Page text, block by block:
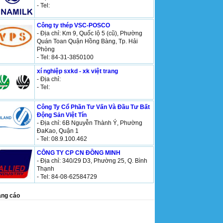
- Tel:
Công ty thép VSC-POSCO
- Địa chỉ: Km 9, Quốc lộ 5 (cũ), Phường
Quán Toan Quận Hồng Bàng, Tp. Hải
Phòng
- Tel: 84-31-3850100
xí nghiệp sxkd - xk việt trang
- Địa chỉ:
- Tel:
Công Ty Cổ Phần Tư Vấn Và Đầu Tư Bất
Động Sản Việt Tín
- Địa chỉ: 6B Nguyễn Thành Ý, Phường
ĐaKao, Quận 1
- Tel: 08.9.100.462
CÔNG TY CP CN ĐỒNG MINH
- Địa chỉ: 340/29 D3, Phường 25, Q. Bình
Thạnh
- Tel: 84-08-62584729
cáo